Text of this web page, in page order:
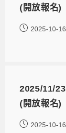
(開放報名)
2025-10-16
2025/11/
(開放報名)
2025-10-16